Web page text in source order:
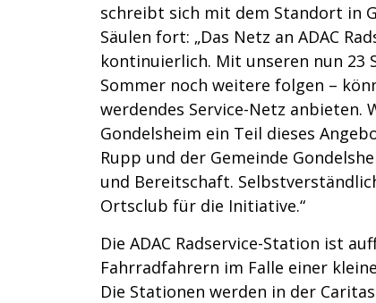
schreibt sich mit dem Standort in
Säulen fort: „Das Netz an ADAC
kontinuierlich. Mit unseren nun 23
Sommer noch weitere folgen –
werdendes Service-Netz anbieten.
Gondelsheim ein Teil dieses
Rupp und der Gemeinde
und Bereitschaft.
Ortsclub für die Initiative.“
Die ADAC Radservice-Station ist
Fahrradfahrern im Falle einer
Die Stationen werden in der